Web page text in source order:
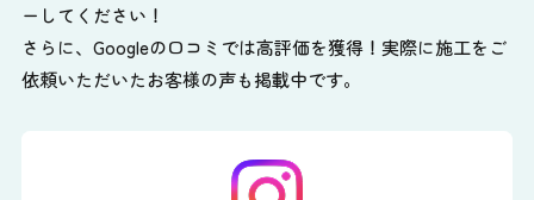
ーしてください！
さらに、Googleの口コミでは高評価を獲得！実際に施工をご
依頼いただいたお客様の声も掲載中です。